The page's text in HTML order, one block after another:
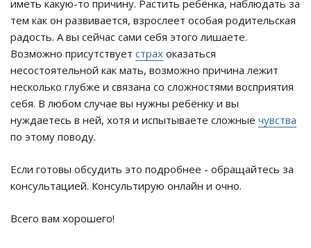
иметь какую-то причину. Растить ребёнка, наблюдать за
тем как он развивается, взрослеет особая родительская
радость. А вы сейчас сами себя этого лишаете.
Возможно присутствует страх оказаться
несостоятельной как мать, возможно причина лежит
несколько глубже и связана со сложностями восприятия
себя. В любом случае вы нужны ребёнку и вы
нуждаетесь в ней, хотя и испытываете сложные чувства
по этому поводу.
Если готовы обсудить это подробнее - обращайтесь за
консультацией. Консультирую онлайн и очно.
Всего вам хорошего!